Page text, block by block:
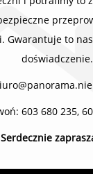
Gwarantuje to
doświadczenie.
603 680 235,
Serdecznie